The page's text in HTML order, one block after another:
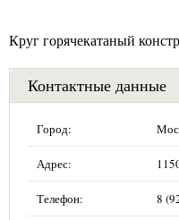
Круг горячекатаный
Контактные данные
Город:
Адрес:
Телефон: 8